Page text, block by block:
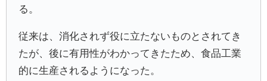
る。
従来は、消化されず役に立たないものとされてき
たが、後に有用性がわかってきたため、食品工業
的に生産されるようになった。